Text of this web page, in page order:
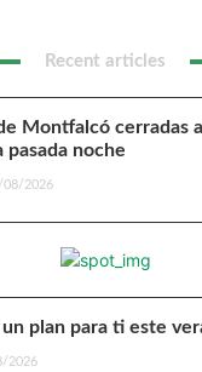
Recent articles
Montfalcó cerradas
noche
08/2026
plan para ti este
2026